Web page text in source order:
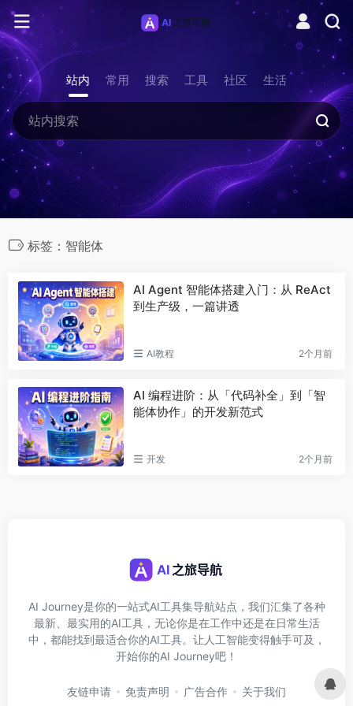
站内 常用 搜索 工具 社区 生活
标签：智能体
AI Agent 智能体搭建入门：从 ReAct
到生产级，一篇讲透
AI教程 2个月前
AI 编程进阶：从「代码补全」到「智
能体协作」的开发新范式
开发 2个月前
AI Journey是你的一站式AI工具集导航站点，我们汇集了各种
最新、最实用的AI工具，无论你是在工作中还是在日常生活
中，都能找到最适合你的AI工具。让人工智能变得触手可及，
开始你的AI Journey吧！
友链申请 免责声明 广告合作 关于我们